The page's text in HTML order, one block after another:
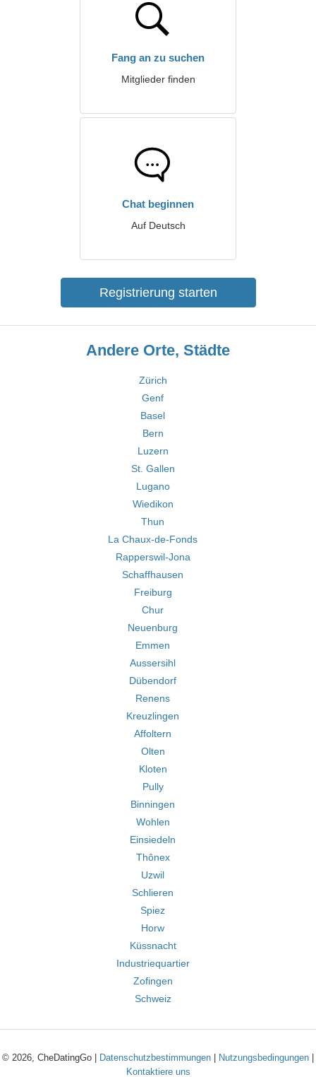
Fang an zu suchen
Mitglieder finden
Chat beginnen
Auf Deutsch
Registrierung starten
Andere Orte, Städte
Zürich
Genf
Basel
Bern
Luzern
St. Gallen
Lugano
Wiedikon
Thun
La Chaux-de-Fonds
Rapperswil-Jona
Schaffhausen
Freiburg
Chur
Neuenburg
Emmen
Aussersihl
Dübendorf
Renens
Kreuzlingen
Affoltern
Olten
Kloten
Pully
Binningen
Wohlen
Einsiedeln
Thônex
Uzwil
Schlieren
Spiez
Horw
Küssnacht
Industriequartier
Zofingen
Schweiz
© 2026, CheDatingGo | Datenschutzbestimmungen Nutzungsbedingungen
Kontaktiere uns